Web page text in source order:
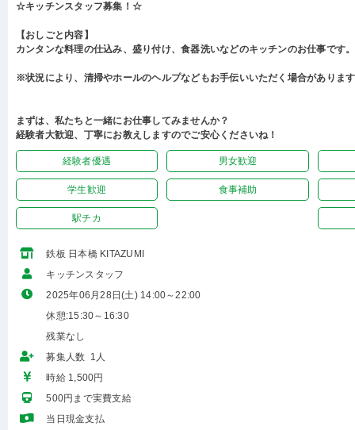
☆キッチンスタッフ募集！☆
【おしごと内容】
カンタンな料理の仕込み、盛り付け、食器洗いなどのキッチンのお仕事です。
※状況により、清掃やホールのヘルプなどもお手伝いいただく場合がありま
まずは、私たちと一緒にお仕事してみませんか？
経験者大歓迎、丁寧にお教えしますのでご安心くださいね！
経験者優遇 男女歓迎
学生歓迎 食事補助
駅チカ
鉄板 日本橋 KITAZUMI
キッチンスタッフ
2025年06月28日(土) 14:00～22:00
休憩:15:30～16:30
残業なし
募集人数 1人
時給 1,500円
500円まで実費支給
当日現金支払